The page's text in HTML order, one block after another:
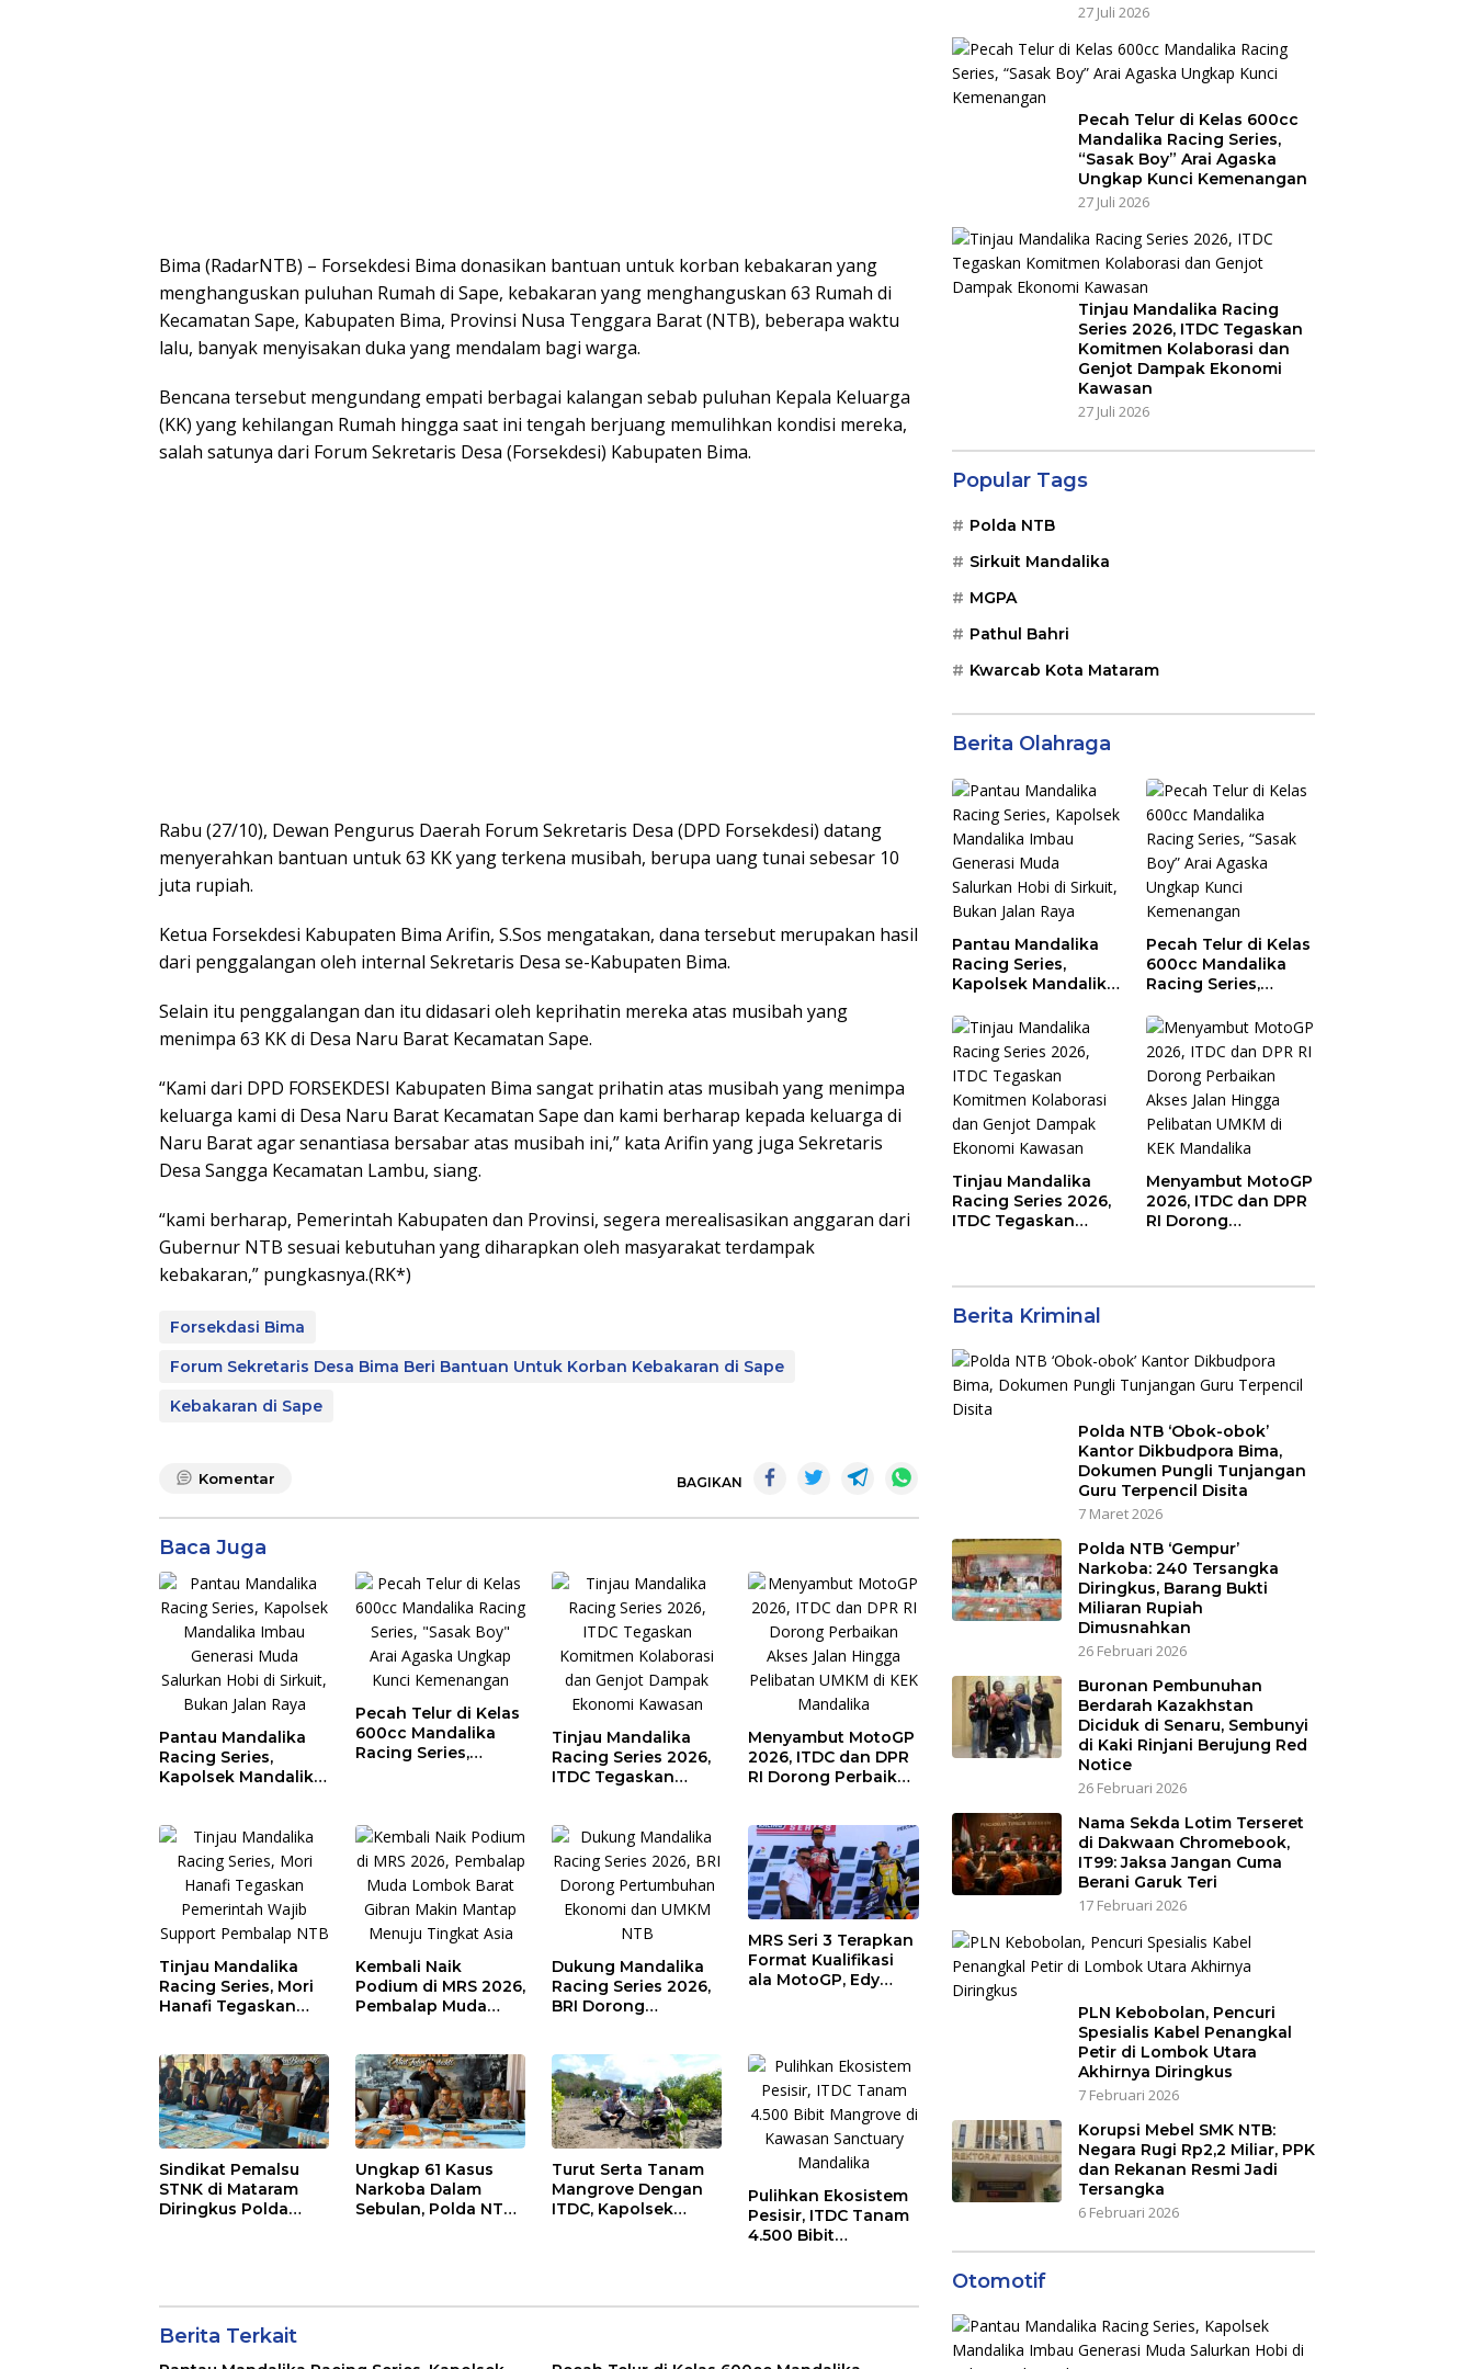
Bima (RadarNTB) – Forsekdesi Bima donasikan bantuan untuk korban kebakaran yang
menghanguskan puluhan Rumah di Sape, kebakaran yang menghanguskan 63 Rumah di
Kecamatan Sape, Kabupaten Bima, Provinsi Nusa Tenggara Barat (NTB), beberapa waktu
lalu, banyak menyisakan duka yang mendalam bagi warga.
Bencana tersebut mengundang empati berbagai kalangan sebab puluhan Kepala Keluarga
(KK) yang kehilangan Rumah hingga saat ini tengah berjuang memulihkan kondisi mereka,
salah satunya dari Forum Sekretaris Desa (Forsekdesi) Kabupaten Bima.
Rabu (27/10), Dewan Pengurus Daerah Forum Sekretaris Desa (DPD Forsekdesi) datang
menyerahkan bantuan untuk 63 KK yang terkena musibah, berupa uang tunai sebesar 10
juta rupiah.
Ketua Forsekdesi Kabupaten Bima Arifin, S.Sos mengatakan, dana tersebut merupakan hasil
dari penggalangan oleh internal Sekretaris Desa se-Kabupaten Bima.
Selain itu penggalangan dan itu didasari oleh keprihatin mereka atas musibah yang
menimpa 63 KK di Desa Naru Barat Kecamatan Sape.
“Kami dari DPD FORSEKDESI Kabupaten Bima sangat prihatin atas musibah yang menimpa
keluarga kami di Desa Naru Barat Kecamatan Sape dan kami berharap kepada keluarga di
Naru Barat agar senantiasa bersabar atas musibah ini,” kata Arifin yang juga Sekretaris
Desa Sangga Kecamatan Lambu, siang.
“kami berharap, Pemerintah Kabupaten dan Provinsi, segera merealisasikan anggaran dari
Gubernur NTB sesuai kebutuhan yang diharapkan oleh masyarakat terdampak
kebakaran,” pungkasnya.(RK*)
Forsekdasi Bima
Forum Sekretaris Desa Bima Beri Bantuan Untuk Korban Kebakaran di Sape
Kebakaran di Sape
Komentar BAGIKAN
Baca Juga
Pantau Mandalika
Racing Series,
Kapolsek Mandalika
di Sirkuit, Bukan
Jalan Raya
Pecah Telur di Kelas
600cc Mandalika
Racing Series,
Tinjau Mandalika
Racing Series 2026,
ITDC Tegaskan
Genjot Dampak
Ekonomi Kawasan
Menyambut MotoGP
2026, ITDC dan DPR
RI Dorong Perbaikan
KEK Mandalika
Tinjau Mandalika
Racing Series, Mori
Hanafi Tegaskan
NTB
Kembali Naik
Podium di MRS 2026,
Pembalap Muda
Mantap Menuju
Tingkat Asia
Dukung Mandalika
Racing Series 2026,
BRI Dorong
NTB
MRS Seri 3 Terapkan
Format Kualifikasi
ala MotoGP, Edy
Sindikat Pemalsu
STNK di Mataram
Diringkus Polda
Ungkap 61 Kasus
Narkoba Dalam
Sebulan, Polda NTB
Turut Serta Tanam
Mangrove Dengan
ITDC, Kapolsek
Pulihkan Ekosistem
Pesisir, ITDC Tanam
4.500 Bibit
Berita Terkait
27 Juli 2026
Pecah Telur di Kelas 600cc
Mandalika Racing Series,
“Sasak Boy” Arai Agaska
Ungkap Kunci Kemenangan
27 Juli 2026
Tinjau Mandalika Racing
Series 2026, ITDC Tegaskan
Komitmen Kolaborasi dan
Genjot Dampak Ekonomi
Kawasan
27 Juli 2026
Popular Tags
Polda NTB
Sirkuit Mandalika
MGPA
Pathul Bahri
Kwarcab Kota Mataram
Berita Olahraga
Pantau Mandalika
Racing Series,
Kapolsek Mandalika
Muda Salurkan Hobi
di Sirkuit, Bukan
Jalan Raya
Pecah Telur di Kelas
600cc Mandalika
Racing Series,
Agaska Ungkap
Kunci Kemenangan
Tinjau Mandalika
Racing Series 2026,
ITDC Tegaskan
Menyambut MotoGP
2026, ITDC dan DPR
RI Dorong
Berita Kriminal
Polda NTB ‘Obok-obok’
Kantor Dikbudpora Bima,
Dokumen Pungli Tunjangan
Guru Terpencil Disita
7 Maret 2026
Polda NTB ‘Gempur’
Narkoba: 240 Tersangka
Diringkus, Barang Bukti
Miliaran Rupiah
Dimusnahkan
26 Februari 2026
Buronan Pembunuhan
Berdarah Kazakhstan
Diciduk di Senaru, Sembunyi
di Kaki Rinjani Berujung Red
Notice
26 Februari 2026
Nama Sekda Lotim Terseret
di Dakwaan Chromebook,
IT99: Jaksa Jangan Cuma
Berani Garuk Teri
17 Februari 2026
PLN Kebobolan, Pencuri
Spesialis Kabel Penangkal
Petir di Lombok Utara
Akhirnya Diringkus
7 Februari 2026
Korupsi Mebel SMK NTB:
Negara Rugi Rp2,2 Miliar, PPK
dan Rekanan Resmi Jadi
Tersangka
6 Februari 2026
Otomotif